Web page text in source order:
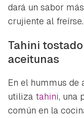
dará un sabor
crujiente al freírse.
Tahini
aceitunas
En el hummus de
utiliza tahini, una
común en la